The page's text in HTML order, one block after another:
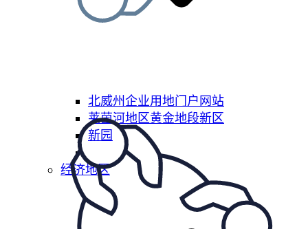
北威州企业用地门户网站
莱茵河地区黄金地段新区
新园
经济地区